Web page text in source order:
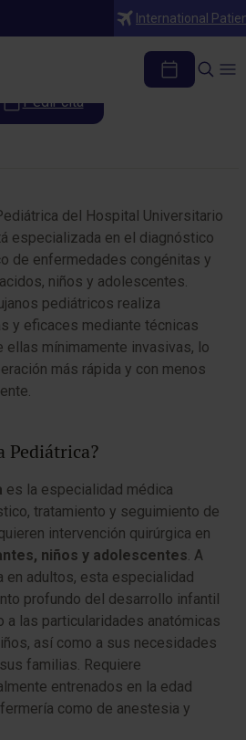
International
Pediátrica
Pedir cita
del Hospital Universitario
especializada en el diagnóstico
de enfermedades congénitas y
niños y adolescentes.
pediátricos realiza
y eficaces mediante técnicas
ellas mínimamente invasivas, lo
más rápida y con menos
Pediátrica?
es la especialidad médica
tratamiento y seguimiento de
intervención quirúrgica en
niños y adolescentes. A
en adultos, esta especialidad
profundo del desarrollo infantil
a las particularidades anatómicas
así como a sus necesidades
familias. Requiere
entrenados en la edad
como de anestesia y